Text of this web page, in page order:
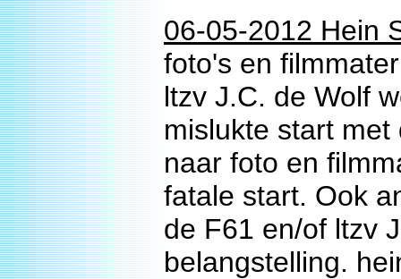
06-05-2012 Hein
foto's en
ltzv J.C. de Wolf
mislukte start
naar foto en
fatale start. Ook
de F61 en/of ltzv
belangstelling.